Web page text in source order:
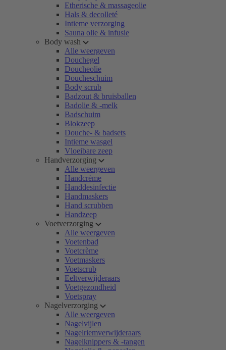
Etherische & massageolie
Hals & decolleté
Intieme verzorging
Sauna olie & infusie
Body wash
Alle weergeven
Douchegel
Doucheolie
Doucheschuim
Body scrub
Badzout & bruisballen
Badolie & -melk
Badschuim
Blokzeep
Douche- & badsets
Intieme wasgel
Vloeibare zeep
Handverzorging
Alle weergeven
Handcrème
Handdesinfectie
Handmaskers
Hand scrubben
Handzeep
Voetverzorging
Alle weergeven
Voetenbad
Voetcrème
Voetmaskers
Voetscrub
Eeltverwijderaars
Voetgezondheid
Voetspray
Nagelverzorging
Alle weergeven
Nagelvijlen
Nagelriemverwijderaars
Nagelknippers & -tangen